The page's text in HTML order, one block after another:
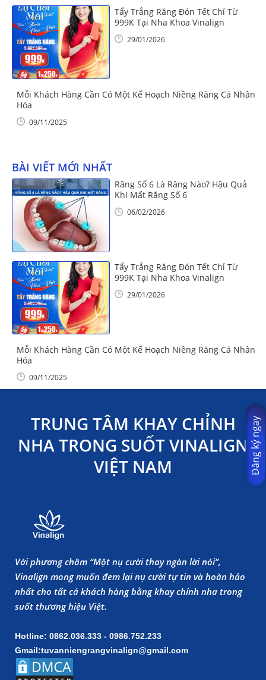
Tẩy Trắng Răng Đón Tết Chỉ Từ
999K Tại Nha Khoa Vinalign
29/01/2026
Mỗi Khách Hàng Cần Có Một Kế Hoạch Niềng Răng Cá Nhân
Hóa
09/11/2025
BÀI VIẾT MỚI NHẤT
Răng Số 6 Là Răng Nào? Hậu Quả
Khi Mất Răng Số 6
06/02/2026
Tẩy Trắng Răng Đón Tết Chỉ Từ
999K Tại Nha Khoa Vinalign
29/01/2026
Mỗi Khách Hàng Cần Có Một Kế Hoạch Niềng Răng Cá Nhân
Hóa
09/11/2025
TRUNG TÂM KHAY CHỈNH
NHA TRONG SUỐT VINALIGN
VIỆT NAM
Với phương châm “Một nụ cười thay ngàn lời nói”,
Vinalign mong muốn đem lại nụ cười tự tin và hoàn hảo
nhất cho tất cả khách hàng bằng khay chỉnh nha trong
suốt thương hiệu Việt.
Hotline: 0862.036.333 - 0986.752.233
Gmail:tuvanniengrangvinalign@gmail.com
Đăng ký ngay